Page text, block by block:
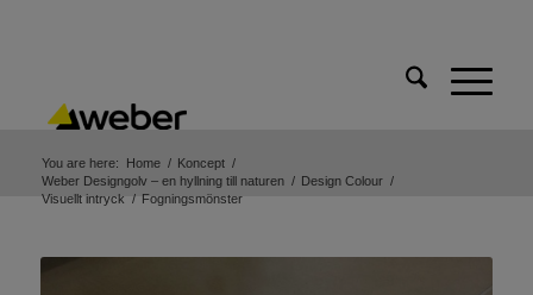
You are here: Home / Koncept /
Weber Designgolv – en hyllning till naturen / Design Colour /
Visuellt intryck / Fogningsmönster